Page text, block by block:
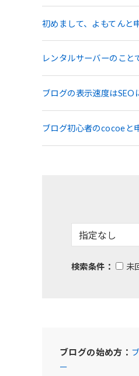
初めまして、よもてんと
レンタルサーバーのこ
ブログの表示速度は
ブログ初心者のcocoeと
検索条件： 未
ブログの始め方：
ー